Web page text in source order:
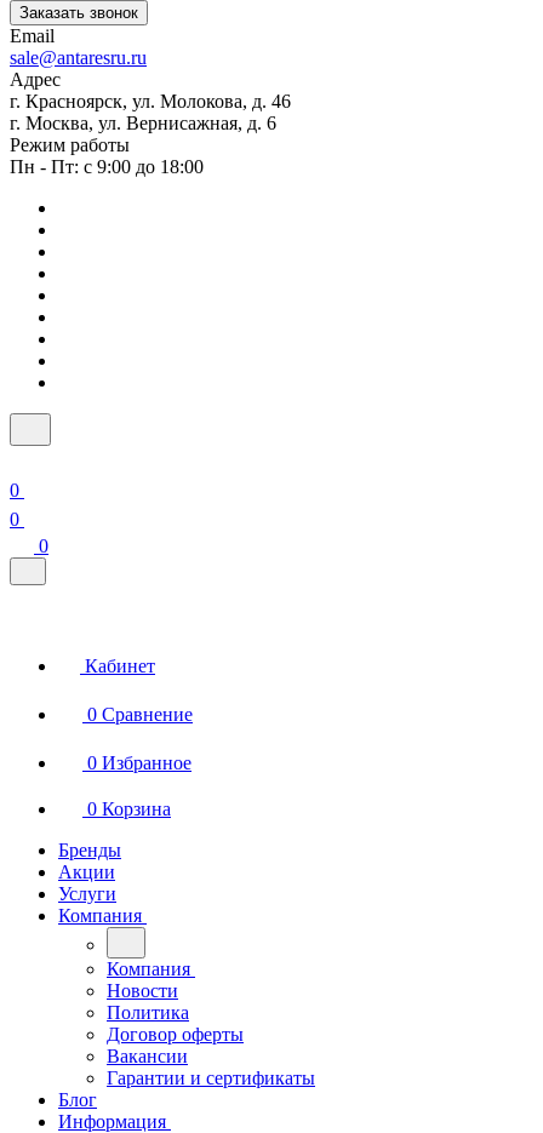
Заказать звонок
Email
sale@antaresru.ru
Адрес
г. Красноярск, ул. Молокова, д. 46
г. Москва, ул. Вернисажная, д. 6
Режим работы
Пн - Пт: с 9:00 до 18:00
0
0
0
Кабинет
0 Сравнение
0 Избранное
0 Корзина
Бренды
Акции
Услуги
Компания
Компания
Новости
Политика
Договор оферты
Вакансии
Гарантии и сертификаты
Блог
Информация